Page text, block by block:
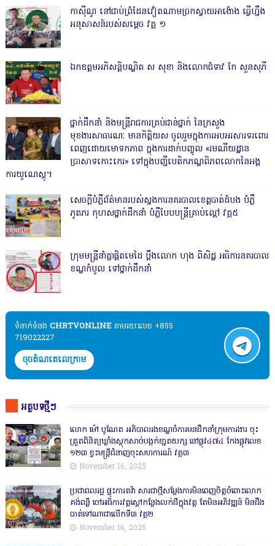
កាសុីណូ នៅជាប់ព្រំដែនវៀតណាមច្រកស្វាយអាង៉ោង ធ្វើហ្នឹង
អនុសាសន៍របស់សម្ដេច វគ្គ ១
ឯកឧត្តមអភិសន្តិបណ្ឌិត ស សុខា និងលោកជំទាវ កែ សួនសុភី
ថ្នាក់ដឹកនាំ និងមន្ត្រីរាជការគ្រប់ជាន់ថ្នាក់ នៃក្រសួង
មុខងារសាធារណៈ មានកិត្តិយស ចូលរួមក្នុងការអបអរសារទរពោរ
ពេញដោយមោទកភាព ក្នុងការដាក់បញ្ចូល «រមណីយដ្ឋាន
ប្រាសាទកោះកេរ» ទៅក្នុងបញ្ជីបេតិកភណ្ឌពិភពលោកនៃអង្គ
ការយូណេស្កូ។
សេចក្តីបំភ្លឺព័ត៌មានរបស់ស្នងការនគរបាលខេត្តបាត់ដំបង បំភ្លឺ
ភូតភរ កុហសថ្នាក់ដឹកនាំ បំភ្លឺបែបបន្ត្រីគ្រាប់ល្ពៅ វគ្គ៥
ក្រុមមន្ត្រីនាំគ្នាផ្ដិតមេដៃ ប្ដឹងលោក ហុង ពិសិដ្ឋ អធិការនគរបាល
ខណ្ឌកំបូល ទៅថ្នាក់ដឹកនាំ
ទំនាក់ទំនង​​ CHRTVONLINE តាមរយៈលេខ +855
719022227
ចុចតំណតេលេក្រាម
អត្ថបទថ្មីៗ
លោក ម៉ៅ បូណែត អភិបាលរងខណ្ឌចំការមនដឹកនាំក្រុមការងារ ចុះ
ត្រួតពិនិត្យឃ្លាំងស្តុកសាច់បង្កក់ខា្នតយក្ស នៅផ្លូវ៤៧៤ កែងផ្លូវលេខ
១២៣ ខ្វះមន្ត្រីជំនាញចុះសហការណ៍ វគ្គ៣
November 16, 2025
ប្រជាពលរដ្ឋ ផ្ទុះការតវ៉ា សារជាថ្មីសម្តែងការមិនពេញចិត្តចំពោះលោក
គង់ពន្លឺ ចៅអធិការវត្តស្ដៅកន្លែងលក់ដីក្នុងវត្ត តែមិនអភិវឌ្ឍន៍ មិនដឹង
បាត់ទៅណាជាលើកទី៣ វគ្គ២
November 16, 2025